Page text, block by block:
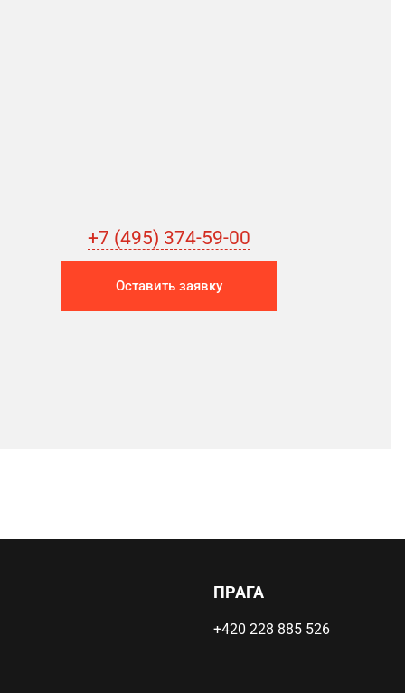
+7 (495) 374-59-00
Оставить заявку
ПРАГА
+420 228 885 526